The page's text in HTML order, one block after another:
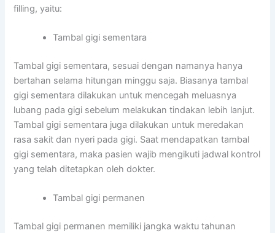
filling, yaitu:
Tambal gigi sementara
Tambal gigi sementara, sesuai dengan namanya hanya
bertahan selama hitungan minggu saja. Biasanya tambal
gigi sementara dilakukan untuk mencegah meluasnya
lubang pada gigi sebelum melakukan tindakan lebih lanjut.
Tambal gigi sementara juga dilakukan untuk meredakan
rasa sakit dan nyeri pada gigi. Saat mendapatkan tambal
gigi sementara, maka pasien wajib mengikuti jadwal kontrol
yang telah ditetapkan oleh dokter.
Tambal gigi permanen
Tambal gigi permanen memiliki jangka waktu tahunan